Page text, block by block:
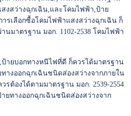
สว่างฉุกเฉิน,และโคมไฟฟ้า,ป้าย
รเลือกซื้อโคมไฟฟ้าแสงสว่างฉุกเฉิน ก็
มาตรฐาน มอก. 1102-2538 โคมไฟฟ้า
ยบอกทางหนีไฟที่ดี ก็ควรได้มาตรฐาน
ทางออกฉุกเฉินชนิดส่องสว่างจากภายใน
รต้องได้ตามมาตรฐาน มอก. 2539-2554
ยทางออกฉุกเฉินชนิดส่องสว่างจาก